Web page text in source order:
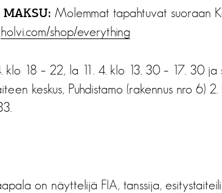
Molemmat tapahtuvat suoraan
holvi.com/shop/everything
klo 18 – 22, la 11. 4. klo 13. 30 – 17. 30
keskus, Puhdistamo (rakennus nro 6) 2.
on näyttelijä FIA, tanssija,